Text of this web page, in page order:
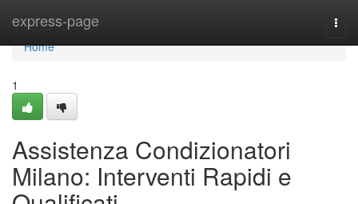
express-page
Home
Home
1
Assistenza Condizionatori
Milano: Interventi Rapidi e